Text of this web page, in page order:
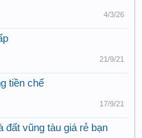
4/3/26
21/9/21
tiền chế
17/9/21
vũng tàu giá rẻ bạn